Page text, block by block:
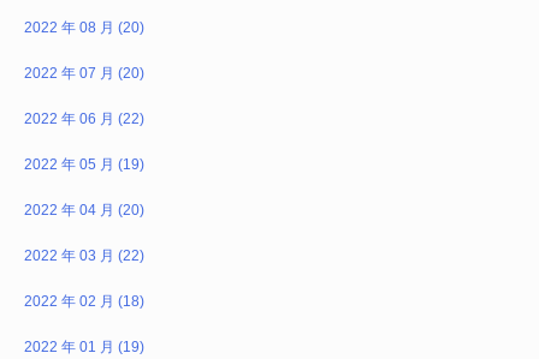
2022 年 08 月 (20)
2022 年 07 月 (20)
2022 年 06 月 (22)
2022 年 05 月 (19)
2022 年 04 月 (20)
2022 年 03 月 (22)
2022 年 02 月 (18)
2022 年 01 月 (19)